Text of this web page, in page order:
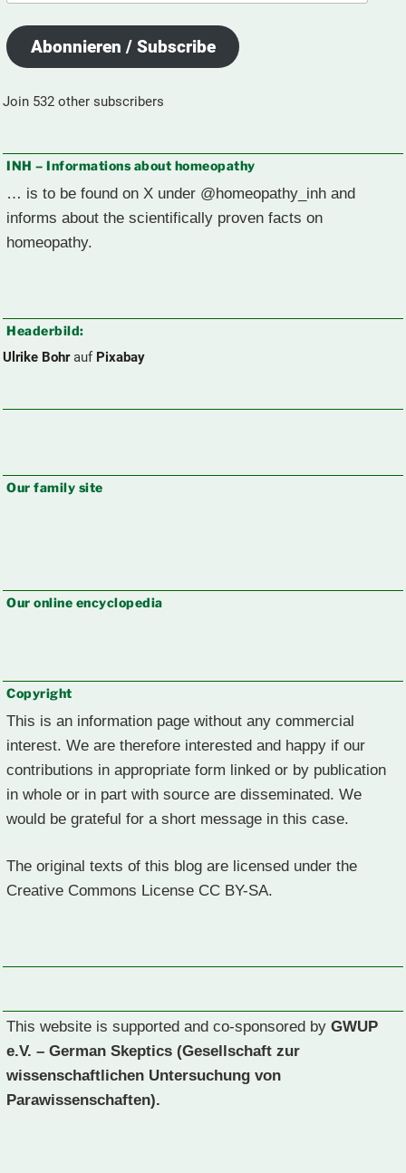
Abonnieren / Subscribe
Join 532 other subscribers
INH – Informations about homeopathy
… is to be found on X under @homeopathy_inh and
informs about the scientifically proven facts on
homeopathy.
Headerbild:
Ulrike Bohrauf Pixabay
Our family site
Our online encyclopedia
Copyright
This is an information page without any commercial
interest. We are therefore interested and happy if our
contributions in appropriate form linked or by publication
in whole or in part with source are disseminated. We
would be grateful for a short message in this case.
The original texts of this blog are licensed under the
Creative Commons License CC BY-SA.
This website is supported and co-sponsored by GWUP
e.V. – German Skeptics (Gesellschaft zur
wissenschaftlichen Untersuchung von
Parawissenschaften).